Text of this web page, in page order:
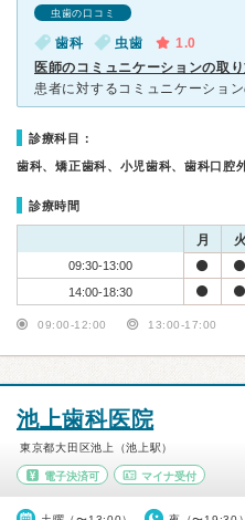
虫歯の口コミ
歯科 虫歯
1.0
医師のコミュニケーションの取
診療科目：
歯科、矯正歯科、小児歯科、歯科口腔
診療時間
月 火
09:30-13:00
14:00-18:30
09:00-12:00 13:00-17:00
池上歯科医院
東京都大田区池上（池上駅）
電子決済可 マイナ受付